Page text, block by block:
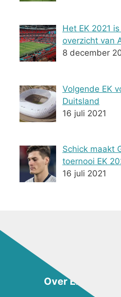
Het EK 2021
overzicht van
8 december
Volgende EK
Duitsland
16 juli 2021
Schick maakt
toernooi EK
16 juli 2021
Over EK2020-